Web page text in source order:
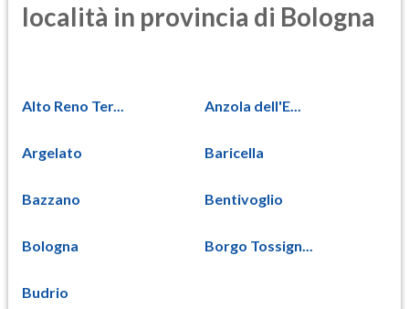
località in provincia di Bologna
Alto Reno Ter... Anzola dell'E...
Argelato Baricella
Bazzano Bentivoglio
Bologna Borgo Tossign...
Budrio